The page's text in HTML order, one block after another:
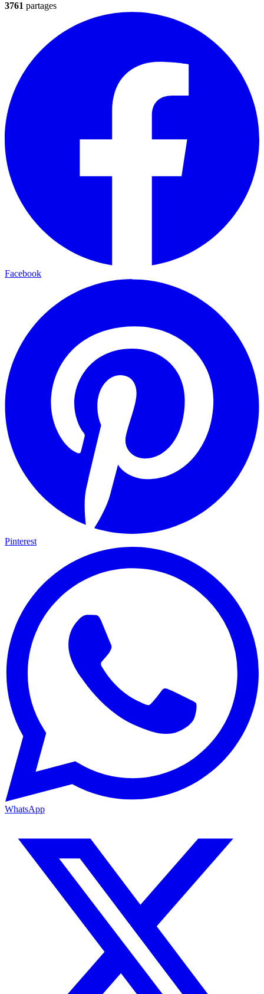
3761 partages
Facebook
Pinterest
WhatsApp